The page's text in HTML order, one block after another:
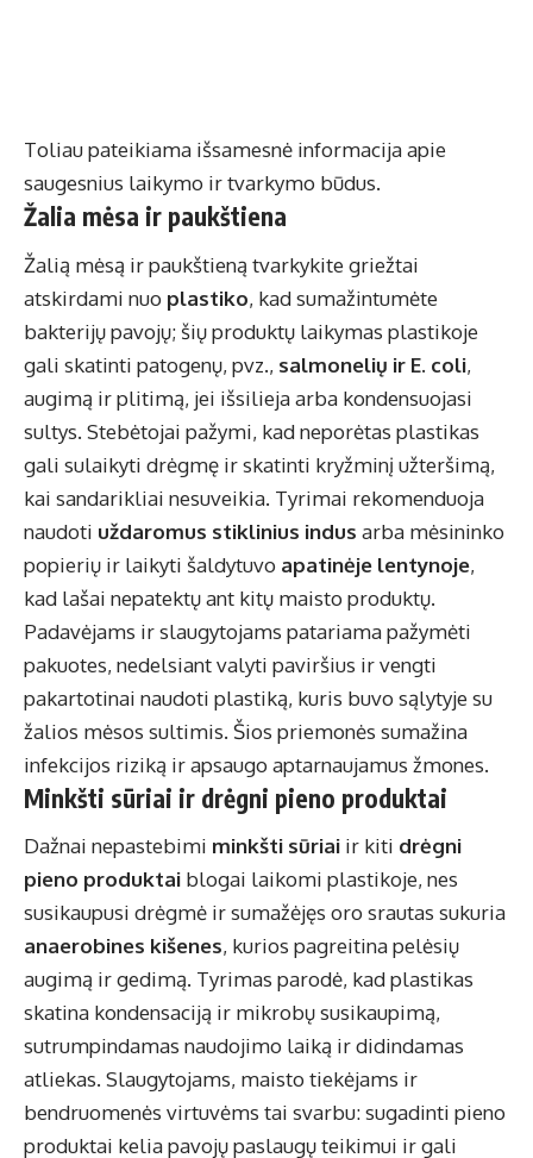
Toliau pateikiama išsamesnė informacija apie
saugesnius laikymo ir tvarkymo būdus.
Žalia mėsa ir paukštiena
Žalią mėsą ir paukštieną tvarkykite griežtai
atskirdami nuo plastiko, kad sumažintumėte
bakterijų pavojų; šių produktų laikymas plastikoje
gali skatinti patogenų, pvz., salmonelių ir E. coli,
augimą ir plitimą, jei išsilieja arba kondensuojasi
sultys. Stebėtojai pažymi, kad neporėtas plastikas
gali sulaikyti drėgmę ir skatinti kryžminį užteršimą,
kai sandarikliai nesuveikia. Tyrimai rekomenduoja
naudoti uždaromus stiklinius indus arba mėsininko
popierių ir laikyti šaldytuvo apatinėje lentynoje,
kad lašai nepatektų ant kitų maisto produktų.
Padavėjams ir slaugytojams patariama pažymėti
pakuotes, nedelsiant valyti paviršius ir vengti
pakartotinai naudoti plastiką, kuris buvo sąlytyje su
žalios mėsos sultimis. Šios priemonės sumažina
infekcijos riziką ir apsaugo aptarnaujamus žmones.
Minkšti sūriai ir drėgni pieno produktai
Dažnai nepastebimi minkšti sūriai ir kiti drėgni
pieno produktai blogai laikomi plastikoje, nes
susikaupusi drėgmė ir sumažėjęs oro srautas sukuria
anaerobines kišenes, kurios pagreitina pelėsių
augimą ir gedimą. Tyrimas parodė, kad plastikas
skatina kondensaciją ir mikrobų susikaupimą,
sutrumpindamas naudojimo laiką ir didindamas
atliekas. Slaugytojams, maisto tiekėjams ir
bendruomenės virtuvėms tai svarbu: sugadinti pieno
produktai kelia pavojų paslaugų teikimui ir gali